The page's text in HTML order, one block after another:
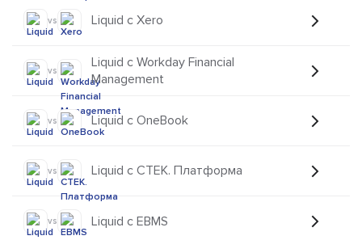
vs Liquid с Xero
vs
Liquid с Workday Financial
Management
vs Liquid с OneBook
vs Liquid с СТЕК. Платформа
vs Liquid с EBMS